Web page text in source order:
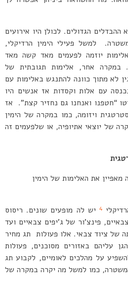
ההבדלים הגדולים. לכולן היו אירועים
למשל פעילי הימין הרדיקלי,
יוזמה לפעמים מאד קשה מאד
במקרה אחר, אלימות תגובתית של
לא מתוך כוונה להתנגש באלימות עם
עם אלות וקסדות אז אנשים היו
“חטפנו ואנחנו גם נחזיר קצת”. אז
ויזומה, כמו במקרה של הימין
של יוצאי אתיופיה, או שלפעמים זה
את האלימות של הימין
4 יש לה מופעים שונים. ריסוס
פינצ’ור של ג’יפים צבאיים ועד
של ציוד צבאי. אלו פעולות תג מחיר
עליהם באזורים מסוכנים, פעולות
על מהלכים לאומיים, לקבוע תג
כמו למשל מה יקרה במקרה של